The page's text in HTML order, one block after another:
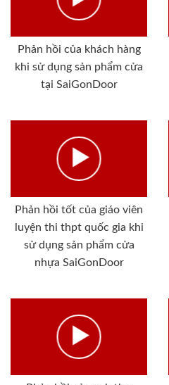
Phản hồi của khách hàng
khi sử dụng sản phẩm cửa
tại SaiGonDoor
Phản hồi tốt của giáo viên
luyện thi thpt quốc gia khi
sử dụng sản phẩm cửa
nhựa SaiGonDoor